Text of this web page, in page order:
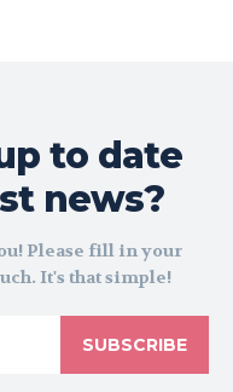
to date
news?
Please fill in your
It's that simple!
SUBSCRIBE